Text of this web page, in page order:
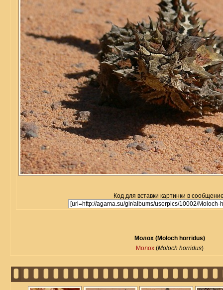
Код для вставки картинки в
Молох (Moloch horridus)
Молох (Moloch horridus)